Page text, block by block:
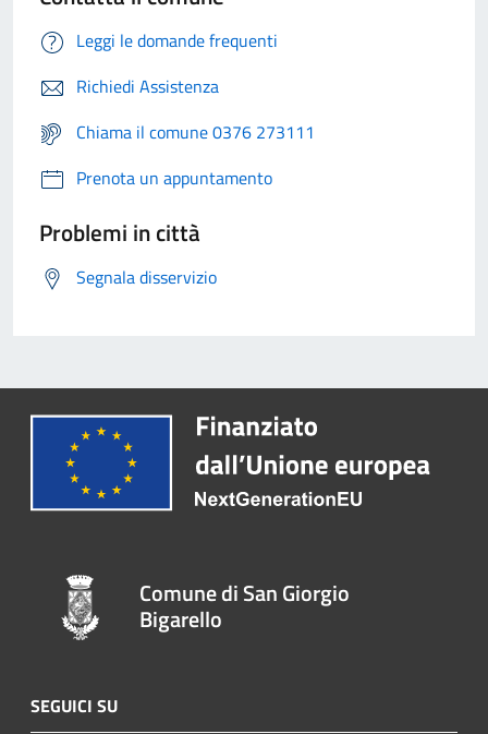
Leggi le domande frequenti
Richiedi Assistenza
Chiama il comune 0376 273111
Prenota un appuntamento
Problemi in città
Segnala disservizio
Comune di San Giorgio
Bigarello
SEGUICI SU